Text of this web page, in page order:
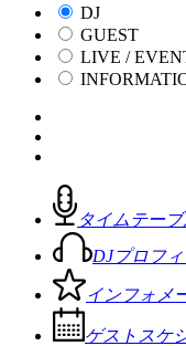
DJ
GUEST
LIVE /
タイムテー
DJプロフ
インフォメ
ゲストスケ